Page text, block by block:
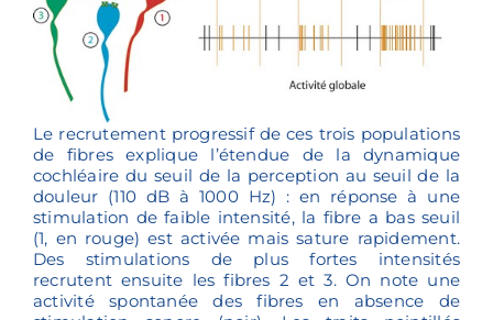
Le recrutement progressif de ces trois populations
de fibres explique l’étendue de la dynamique
cochléaire du seuil de la perception au seuil de la
douleur (110 dB à 1000 Hz) : en réponse à une
stimulation de faible intensité, la fibre a bas seuil
(1, en rouge) est activée mais sature rapidement.
Des stimulations de plus fortes intensités
recrutent ensuite les fibres 2 et 3. On note une
activité spontanée des fibres en absence de